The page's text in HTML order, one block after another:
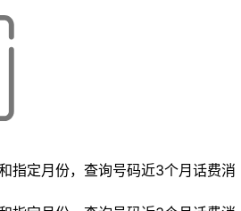
指定月份，查询号码近3个月话费消